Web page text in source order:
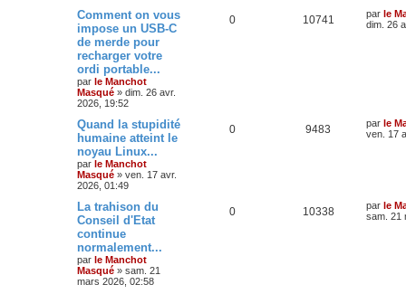
Comment on vous
impose un USB-C
de merde pour
recharger votre
ordi portable...
par le Manchot
Masqué » dim. 26 avr.
2026, 19:52
0 10741 par le
dim. 26
Quand la stupidité
humaine atteint le
noyau Linux...
par le Manchot
Masqué » ven. 17 avr.
2026, 01:49
0 9483 par le
ven. 17
La trahison du
Conseil d'Etat
continue
normalement...
par le Manchot
Masqué » sam. 21
mars 2026, 02:58
0 10338 par le
sam. 21